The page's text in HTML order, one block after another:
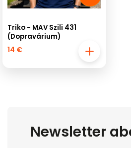
Triko - MAV Szili 431
(Dopravárium)
14 €
Newsletter